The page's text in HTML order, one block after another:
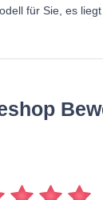
für Sie, es liegt